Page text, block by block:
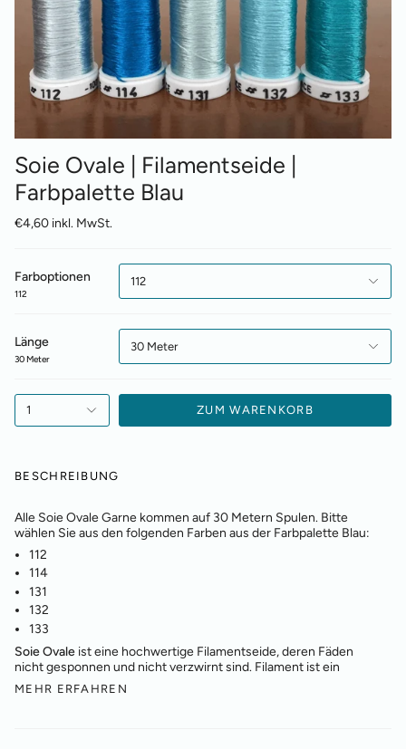
Soie Ovale | Filamentseide |
Farbpalette Blau
€4,60 inkl. MwSt.
Farboptionen
112
112
Länge
30 Meter
30 Meter
1 ZUM WARENKORB
BESCHREIBUNG
Alle Soie Ovale Garne kommen auf 30 Metern Spulen. Bitte
wählen Sie aus den folgenden Farben aus der Farbpalette Blau:
112
114
131
132
133
Soie Ovale ist eine hochwertige Filamentseide, deren Fäden
nicht gesponnen und nicht verzwirnt sind. Filament ist ein
MEHR ERFAHREN